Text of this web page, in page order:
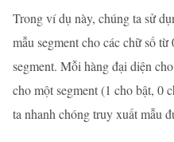
Trong ví dụ này, chúng ta sử
mẫu segment cho các chữ số
segment. Mỗi hàng đại diện
cho một segment (1 cho bật, 0
ta nhanh chóng truy xuất mẫu